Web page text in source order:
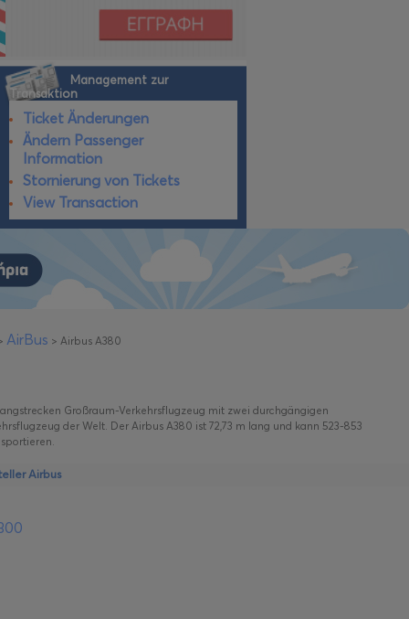
Management zur
Transaktion
Ticket Änderungen
Ändern Passenger
Information
Stornierung von Tickets
View Transaction
AirBus > Airbus A380
Großraum-Verkehrsflugzeug mit zwei durchgängigen
der Welt. Der Airbus A380 ist 72,73 m lang und kann 523-853
Airbus